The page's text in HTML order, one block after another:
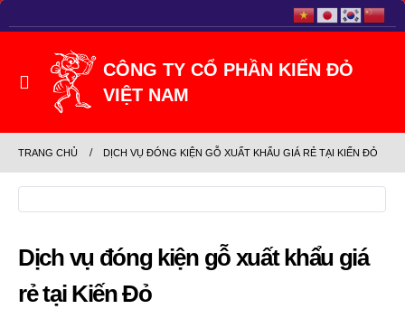
TRANG CHỦ DỊCH VỤ ĐÓNG KIỆN GỖ XUẤT KHẨU GIÁ RẺ TẠI KIẾN ĐỎ
Dịch vụ đóng kiện gỗ xuất khẩu giá
rẻ tại Kiến Đỏ